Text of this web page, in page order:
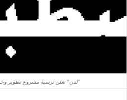
"لدن" تعلن ترسية مشروع تطوير وحدات